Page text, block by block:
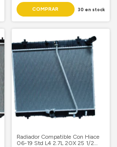
30 en stock
Radiador Compatible Con Hiace
06-19 Std L4 2.7L 20X 25 1/2